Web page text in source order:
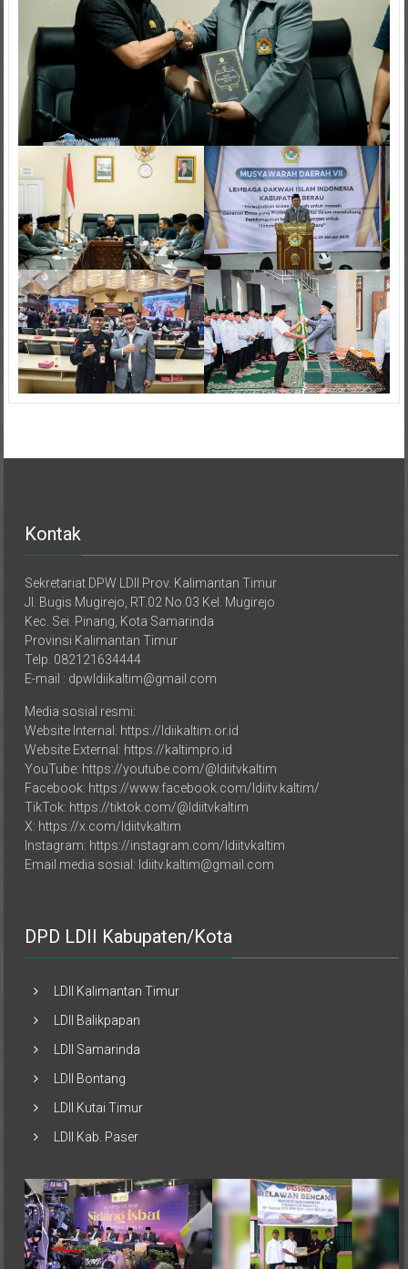
Jl. Bugis Mugirejo, RT.02 No.03 Kel. Mugirejo
Kec. Sei. Pinang, Kota Samarinda
Provinsi Kalimantan Timur
Telp. 082121634444
E-mail : dpwldiikaltim@gmail.com
Website Internal: https://ldiikaltim.or.id
Website External: https://kaltimpro.id
YouTube: https://youtube.com/@ldiitvkaltim
Facebook: https://www.facebook.com/ldiitv.kaltim/
TikTok: https://tiktok.com/@ldiitvkaltim
X: https://x.com/ldiitvkaltim
Instagram: https://instagram.com/ldiitvkaltim
Email media sosial: ldiitv.kaltim@gmail.com
LDII Balikpapan
LDII Samarinda
LDII Bontang
LDII Kutai Timur
LDII Kab. Paser